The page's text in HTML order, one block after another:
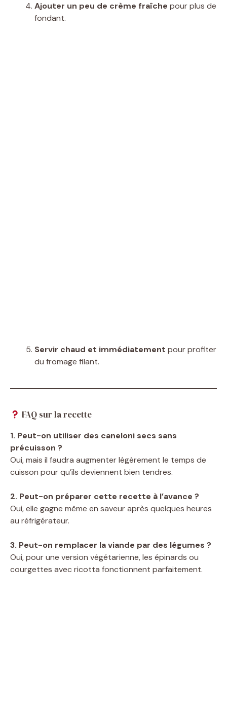
Ajouter un peu de crème fraîche pour plus de
fondant.
Servir chaud et immédiatement pour profiter
du fromage filant.
FAQ sur la recette
1. Peut-on utiliser des caneloni secs sans
précuisson ?
Oui, mais il faudra augmenter légèrement le temps de
cuisson pour qu’ils deviennent bien tendres.
2. Peut-on préparer cette recette à l’avance ?
Oui, elle gagne même en saveur après quelques heures
au réfrigérateur.
3. Peut-on remplacer la viande par des légumes ?
Oui, pour une version végétarienne, les épinards ou
courgettes avec ricotta fonctionnent parfaitement.